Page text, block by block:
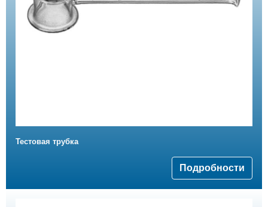
Тестовая трубка
Подробности